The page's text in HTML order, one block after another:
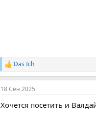
Р
е
а
к
и
Das Ich
18 Сен 2025
Хочется посетить и